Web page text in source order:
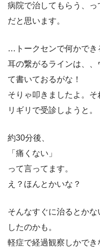
病院で治してもらう、
だと思います。
…トークセンで何かでき
耳の繋がるラインは、
て書いておるがな！
そりゃ叩きましたよ。
リギリで受診しようと。
約30分後、
「痛くない」
って言ってます。
え？ほんとかいな？
そんなすぐに治るとか
したのかも。
軽症で経過観察しかで